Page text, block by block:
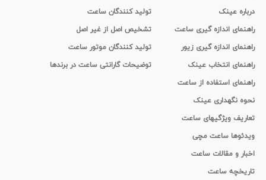
درباره عینک
راهنمای اندازه گیری ساعت
راهنمای اندازه گیری زیور
راهنمای انتخاب عینک
راهنمای استفاده از ساعت
نحوه نگهداری عینک
تعاریف ویژگیهای ساعت
ویدئوها ساعت مچی
اخبار و مقالات ساعت
تاریخچه ساعت
تولید کنندگان ساعت
تشخیص اصل از غیر اصل
تولید کنندگان موتور ساعت
توضیحات گارانتی ساعت در برندها